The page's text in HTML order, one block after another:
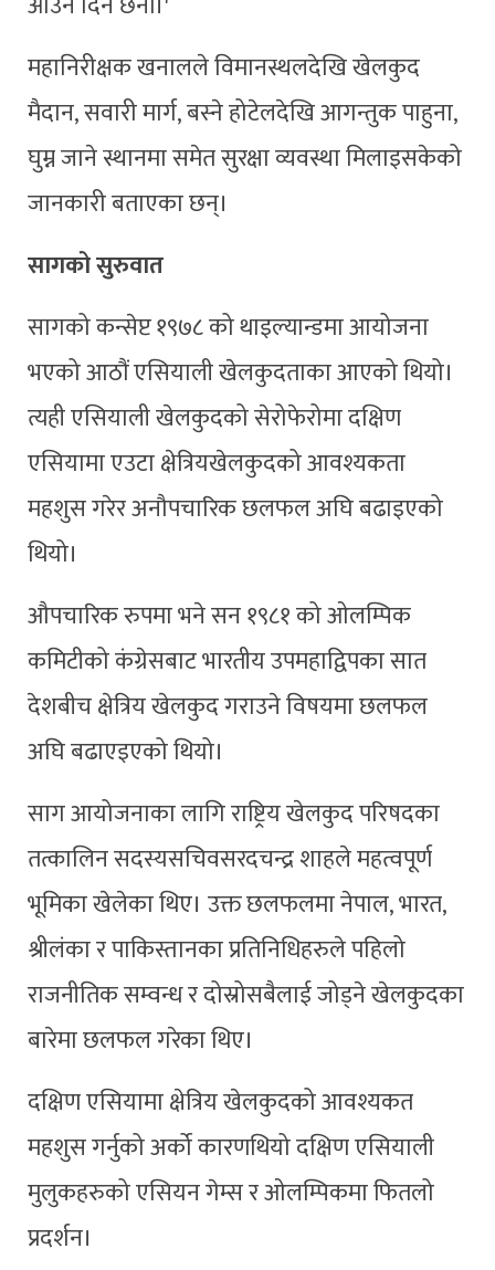
महानिरीक्षक खनालले विमानस्थलदेखि खेलकुद
मैदान, सवारी मार्ग, बस्ने होटेलदेखि आगन्तुक पाहुना,
घुम्न जाने स्थानमा समेत सुरक्षा व्यवस्था मिलाइसकेको
जानकारी बताएका छन्।
सागको सुरुवात
सागको कन्सेप्ट १९७८ को थाइल्यान्डमा आयोजना
भएको आठौं एसियाली खेलकुदताका आएको थियो।
त्यही एसियाली खेलकुदको सेरोफेरोमा दक्षिण
एसियामा एउटा क्षेत्रियखेलकुदको आवश्यकता
महशुस गरेर अनौपचारिक छलफल अघि बढाइएको
थियो।
औपचारिक रुपमा भने सन १९८१ को ओलम्पिक
कमिटीको कंग्रेसबाट भारतीय उपमहाद्विपका सात
देशबीच क्षेत्रिय खेलकुद गराउने विषयमा छलफल
अघि बढाएइएको थियो।
साग आयोजनाका लागि राष्ट्रिय खेलकुद परिषदका
तत्कालिन सदस्यसचिवसरदचन्द्र शाहले महत्वपूर्ण
भूमिका खेलेका थिए। उक्त छलफलमा नेपाल, भारत,
श्रीलंका र पाकिस्तानका प्रतिनिधिहरुले पहिलो
राजनीतिक सम्वन्ध र दोस्रोसबैलाई जोड्ने खेलकुदका
बारेमा छलफल गरेका थिए।
दक्षिण एसियामा क्षेत्रिय खेलकुदको आवश्यकत
महशुस गर्नुको अर्को कारणथियो दक्षिण एसियाली
मुलुकहरुको एसियन गेम्स र ओलम्पिकमा फितलो
प्रदर्शन।